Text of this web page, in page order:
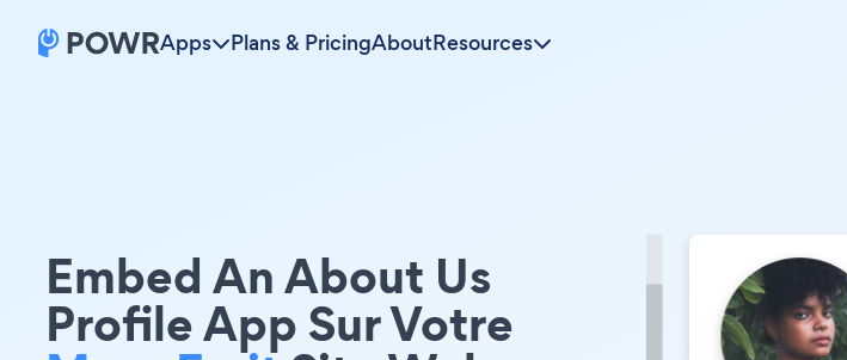
Apps Plans & PricingAboutResources
Embed An About Us
Profile App Sur Votre